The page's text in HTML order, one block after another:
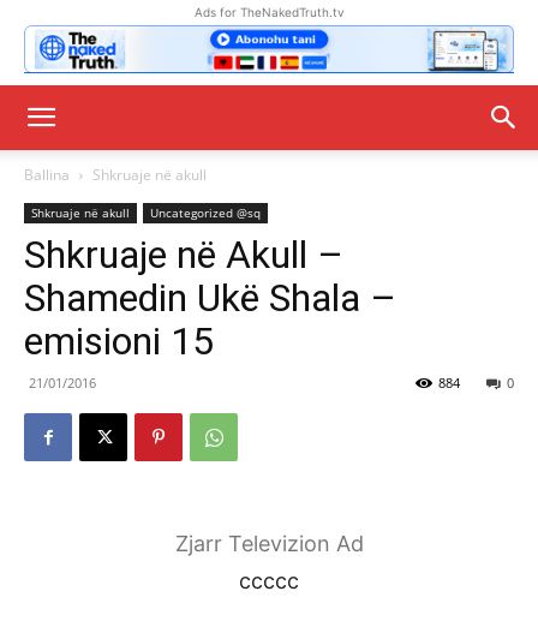
Ads for TheNakedTruth.tv
Ballina Shkruaje në akull
Shkruaje në akull Uncategorized @sq
Shkruaje në Akull –
Shamedin Ukë Shala –
emisioni 15
21/01/2016 0
884
Zjarr Televizion Ad
ccccc